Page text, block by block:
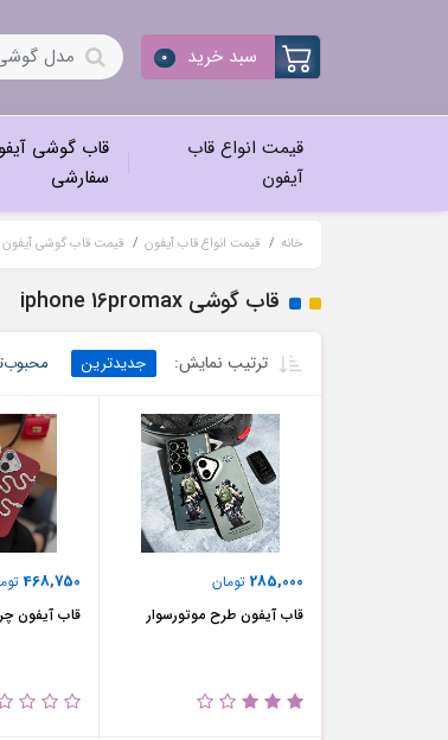
سبد خرید 0
قیمت انواع قاب
آیفون
قاب گوشی
سفارشی
خانه قیمت انواع قاب آیفون قیمت قاب گوشی آیفون
قاب گوشی iphone 16promax
ترتیب نمایش: جدیدترین
285,000 تومان
قاب آیفون طرح موتور‌سوار
468,750
قاب آیفون